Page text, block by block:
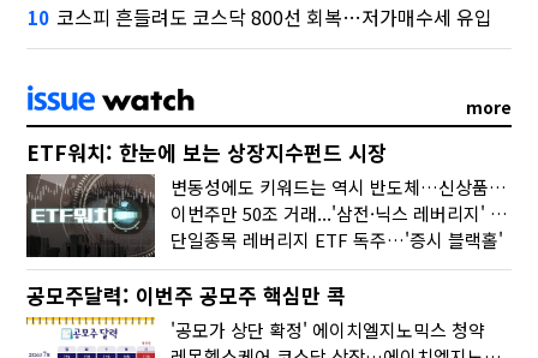
10 코스피 흔들려도 코스닥 800선 회복…저가매수세 유입
more
ETF워치: 한눈에 보는 상장지수펀드 시장
변동성에도 키워드는 역시 반도체…신상품은 우주·방산
이번주만 50조 거래...'삼전·닉스 레버리지' 수익률은 -30%
단일종목 레버리지 ETF 독주…'증시 블랙홀'
공모주달력: 이번주 공모주 핵심만 콕
'공모가 상단 확정' 에이치엘지노믹스 청약